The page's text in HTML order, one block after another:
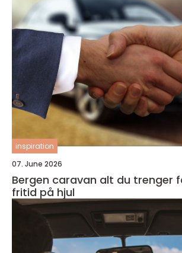
inspiration
07. June 2026
Bergen caravan alt du trenger for fleksibel
fritid på hjul